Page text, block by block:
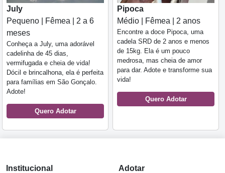
July
Pequeno | Fêmea | 2 a 6
meses
Conheça a July, uma adorável
cadelinha de 45 dias,
vermifugada e cheia de vida!
Dócil e brincalhona, ela é perfeita
para famílias em São Gonçalo.
Adote!
Quero Adotar
Pipoca
Médio | Fêmea | 2 anos
Encontre a doce Pipoca, uma
cadela SRD de 2 anos e menos
de 15kg. Ela é um pouco
medrosa, mas cheia de amor
para dar. Adote e transforme sua
vida!
Quero Adotar
Institucional
Adotar